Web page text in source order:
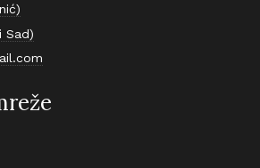
Sad)